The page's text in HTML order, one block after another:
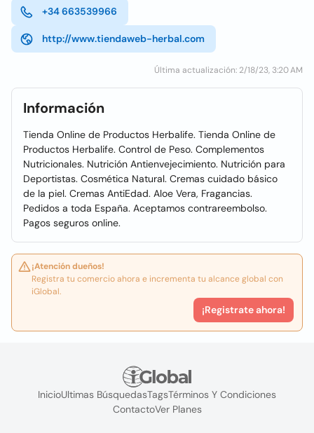
+34 663539966
http://www.tiendaweb-herbal.com
Última actualización: 2/18/23, 3:20 AM
Información
Tienda Online de Productos Herbalife. Tienda Online de
Productos Herbalife. Control de Peso. Complementos
Nutricionales. Nutrición Antienvejecimiento. Nutrición para
Deportistas. Cosmética Natural. Cremas cuidado básico
de la piel. Cremas AntiEdad. Aloe Vera, Fragancias.
Pedidos a toda España. Aceptamos contrareembolso.
Pagos seguros online.
¡Atención dueños!
Registra tu comercio ahora e incrementa tu alcance global con
iGlobal.
¡Registrate ahora!
InicioUltimas BúsquedasTagsTérminos Y Condiciones
ContactoVer Planes